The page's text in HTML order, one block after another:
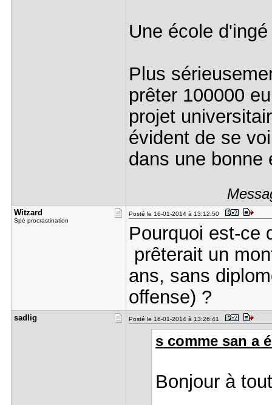
Une école
Plus
prêter 100000
projet
évident de se
dans une bonne
Witzard
Spé procrastination
Posté le 16-01-2014 à 13:12:50
Pourquoi est-ce
prêterait un
ans, sans
offense) ?
sadlig Posté le 16-01-2014 à 13:26:41
s comme san a
Bonjour à